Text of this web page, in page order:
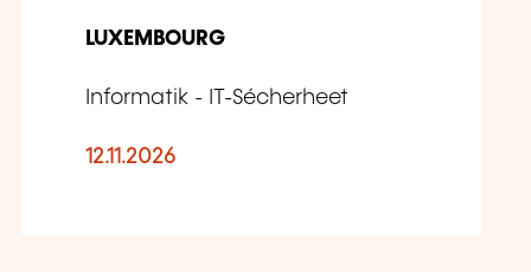
LUXEMBOURG
Informatik - IT-Sécherheet
12.11.2026